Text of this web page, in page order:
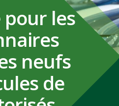
pour les
neufs
de